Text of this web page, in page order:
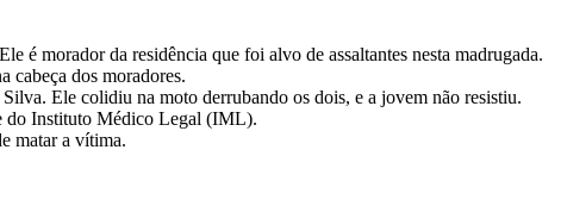
é morador da residência que foi alvo de assaltantes nesta madrugada.
cabeça dos moradores.
Ele colidiu na moto derrubando os dois, e a jovem não resistiu.
do Instituto Médico Legal (IML).
matar a vítima.